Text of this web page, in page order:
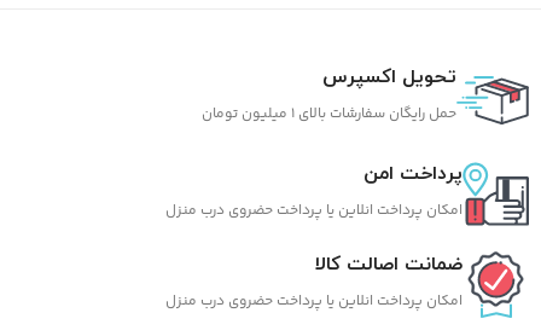
تحویل اکسپرس
حمل رایگان سفارشات بالای 1 میلیون تومان
پرداخت امن
امکان پرداخت انلاین یا پرداخت حضروی درب منزل
ضمانت اصالت کالا
امکان پرداخت انلاین یا پرداخت حضروی درب منزل